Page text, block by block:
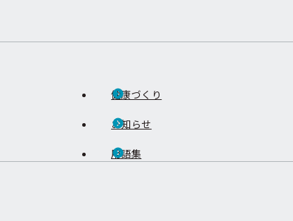
健康づくり
お知らせ
用語集